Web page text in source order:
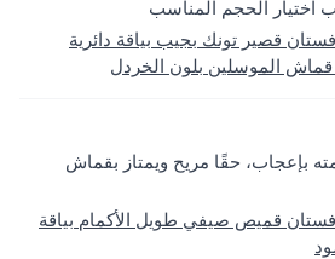
اختيار الحجم المناسب
فستان قصير تونك بجيب بياقة دائرية
الموسلين بلون الخردل
بإعجاب، حقًا مريح ويمتاز بقماش
فستان قميص صيفي طويل الأكمام بياقة